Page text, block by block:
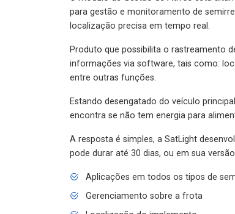
para gestão e monitoramento de
localização precisa em tempo real.
Produto que possibilita o rastreamento
informações via software, tais como:
entre outras funções.
Estando desengatado do veículo
encontra se não tem energia para
A resposta é simples, a SatLight
pode durar até 30 dias, ou em sua
Aplicações em todos os tipos de
Gerenciamento sobre a frota
Localização do implemento